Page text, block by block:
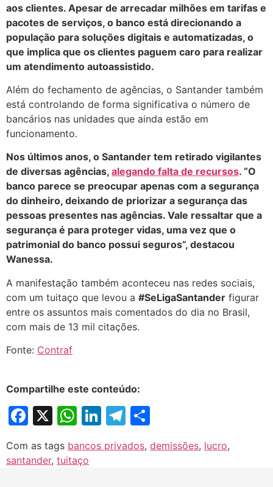
aos clientes. Apesar de arrecadar milhões em tarifas e
pacotes de serviços, o banco está direcionando a
população para soluções digitais e automatizadas, o
que implica que os clientes paguem caro para realizar
um atendimento autoassistido.
Além do fechamento de agências, o Santander também
está controlando de forma significativa o número de
bancários nas unidades que ainda estão em
funcionamento.
Nos últimos anos, o Santander tem retirado vigilantes
de diversas agências, alegando falta de recursos. “O
banco parece se preocupar apenas com a segurança
do dinheiro, deixando de priorizar a segurança das
pessoas presentes nas agências. Vale ressaltar que a
segurança é para proteger vidas, uma vez que o
patrimonial do banco possui seguros”, destacou
Wanessa.
A manifestação também aconteceu nas redes sociais,
com um tuitaço que levou a #SeLigaSantander figurar
entre os assuntos mais comentados do dia no Brasil,
com mais de 13 mil citações.
Fonte: Contraf
Compartilhe este conteúdo:
Facebook
X WhatsApp
LinkedIn
Telegram
Com as tags bancos privados, demissões, lucro,
santander, tuitaço